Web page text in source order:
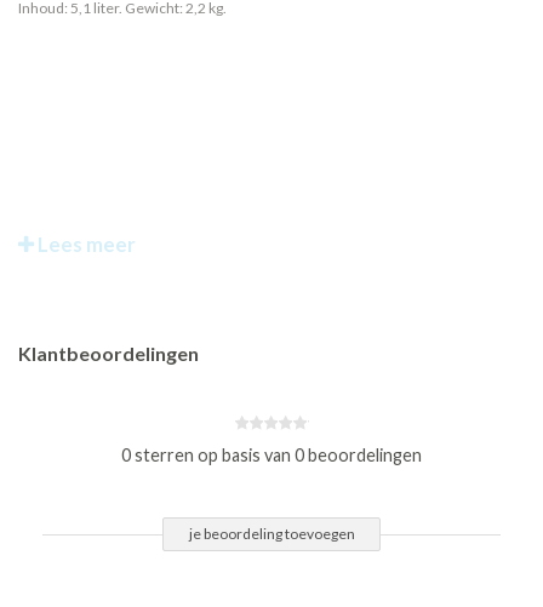
Inhoud: 5,1 liter. Gewicht: 2,2 kg.
Lees meer
Klantbeoordelingen
0 sterren op basis van 0 beoordelingen
je beoordeling toevoegen